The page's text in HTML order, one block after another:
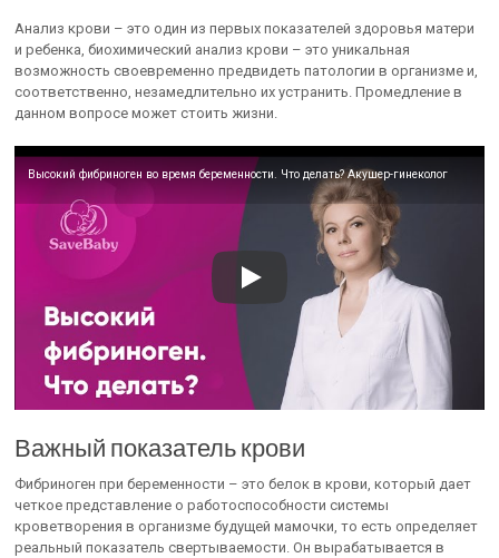
Анализ крови – это один из первых показателей здоровья матери
и ребенка, биохимический анализ крови – это уникальная
возможность своевременно предвидеть патологии в организме и,
соответственно, незамедлительно их устранить. Промедление в
данном вопросе может стоить жизни.
Высокий фибриноген во время беременности. Что делать? Акушер-гинеколог
Важный показатель крови
Фибриноген при беременности – это белок в крови, который дает
четкое представление о работоспособности системы
кроветворения в организме будущей мамочки, то есть определяет
реальный показатель свертываемости. Он вырабатывается в